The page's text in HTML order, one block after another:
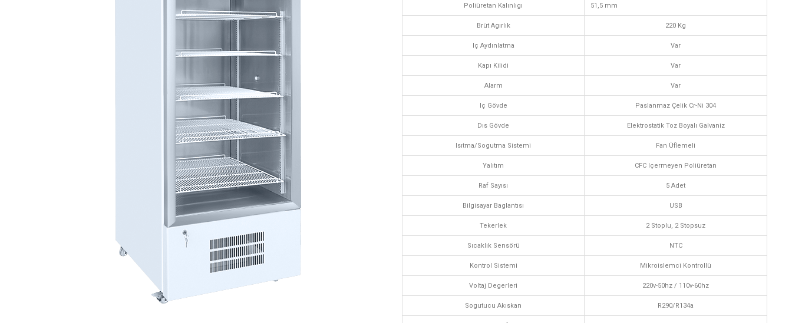
Poliüretan Kalınlıgı 51,5 mm
Brüt Agırlık 220 Kg
Iç Aydınlatma Var
Kapı Kilidi Var
Alarm Var
Iç Gövde Paslanmaz Çelik Cr-Ni 304
Dıs Gövde Elektrostatik Toz Boyalı Galvaniz
Isıtma/Sogutma Sistemi Fan Üflemeli
Yalıtım CFC Içermeyen Poliüretan
Raf Sayısı 5 Adet
Bilgisayar Baglantısı USB
Tekerlek 2 Stoplu, 2 Stopsuz
Sıcaklık Sensörü NTC
Kontrol Sistemi Mikroislemci Kontrollü
Voltaj Degerleri 220v-50hz / 110v-60hz
Sogutucu Akıskan R290/R134a